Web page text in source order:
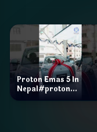
Proton Emas 5 In
Nepal#proton